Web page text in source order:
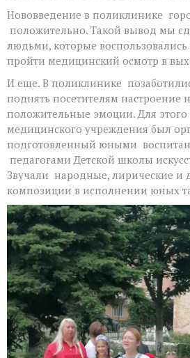
Нововведение в поликлинике
положительно. Такой вывод мы
людьми, которые
пройти медицинский осмотр в
И еще. В поликлинике
поднять посетителям настроение
положительные эмоции. Для
медицинского учреждения был
подготовленный юными
педагогами Детской школы
Звучали народные, лирические и
композиции в исполнении юных